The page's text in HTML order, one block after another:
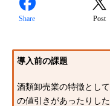
Share Post
導入前の課題
酒類卸売業の特徴とし
の値引きがあったりし